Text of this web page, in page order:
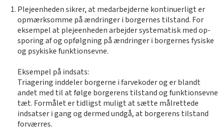
Plejeenheden sikrer, at medarbejderne kontinuerligt er
opmærksomme på ændringer i borgernes tilstand. For
eksempel at plejeenheden arbejder systematisk med op-
sporing af og opfølgning på ændringer i borgernes fysiske
og psykiske funktionsevne.
Eksempel på indsats:
Triagering inddeler borgerne i farvekoder og er blandt
andet med til at følge borgerens tilstand og funktionsevne
tæt. Formålet er tidligst muligt at sætte målrettede
indsatser i gang og dermed undgå, at borgerens tilstand
forværres.